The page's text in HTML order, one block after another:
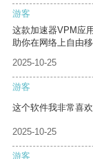
游客
这款加速器VPM应
助你在网络上自由移
2025-10-25
游客
这个软件我非常喜欢
2025-10-25
游客